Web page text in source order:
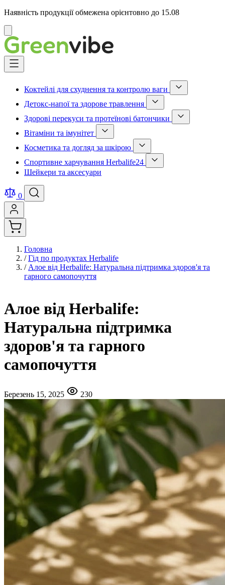
Наявність продукції обмежена орієнтовно до 15.08
Skip
to
Content
Коктейлі для схуднення та контролю ваги
Show
for
Коктейлі
Детокс-напої та здорове травлення
Show
submenu
здорове
Здорові перекуси та протеїнові батончики
Show
Вітаміни та імунітет
Show
submenu
Вітаміни
Косметика та догляд за шкірою
Show
submenu
for
Спортивне харчування Herbalife24
Show
Шейкери та аксесуари
0
Головна
/ Гід по продуктах Herbalife
/ Алое від Herbalife: Натуральна підтримка здоров'я та
гарного самопочуття
Алое від Herbalife:
Натуральна підтримка
здоров'я та гарного
самопочуття
Березень 15, 2025 230